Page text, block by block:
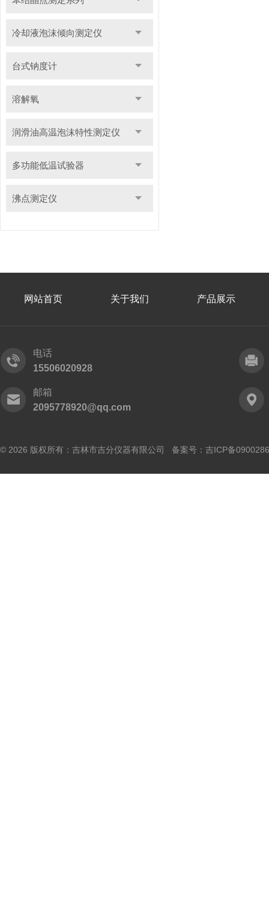
冷却液泡沫倾向测定仪
台式钠度计
溶解氧
润滑油高温泡沫特性测定仪
多功能低温试验器
沸点测定仪
网站首页 关于我们 产品展示
电话
15506020928
邮箱
2095778920@qq.com
© 2026 版权所有：吉林市吉分仪器有限公司 备案号： 吉ICP备